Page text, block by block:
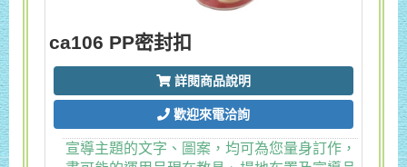
ca106 PP密封扣
詳閱商品說明
歡迎來電洽詢
宣導主題的文字、圖案，均可為您量身訂作，